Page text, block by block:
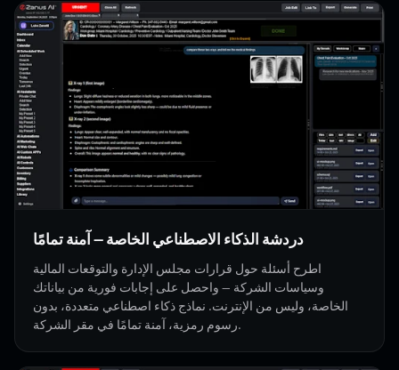
دردشة الذكاء الاصطناعي الخاصة — آمنة تمامًا
اطرح أسئلة حول قرارات مجلس الإدارة والتوقعات المالية
وسياسات الشركة — واحصل على إجابات فورية من بياناتك
الخاصة، وليس من الإنترنت. نماذج ذكاء اصطناعي متعددة، بدون
رسوم رمزية، آمنة تمامًا في مقر الشركة.